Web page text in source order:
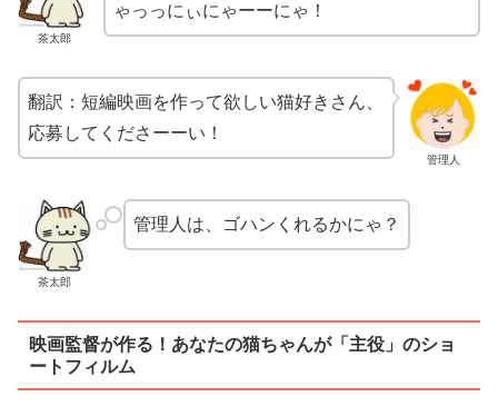
茶太郎
ゃっっにぃにゃーーにゃ！
管理人
翻訳：短編映画を作って欲しい猫好きさん、
応募してくださーーい！
茶太郎
管理人は、ゴハンくれるかにゃ？
映画監督が作る！あなたの猫ちゃんが「主役」のショ
ートフィルム